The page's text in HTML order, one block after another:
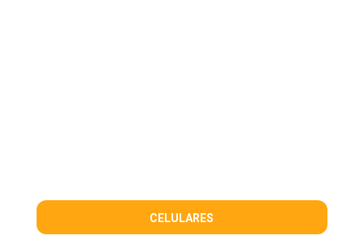
CELULARES